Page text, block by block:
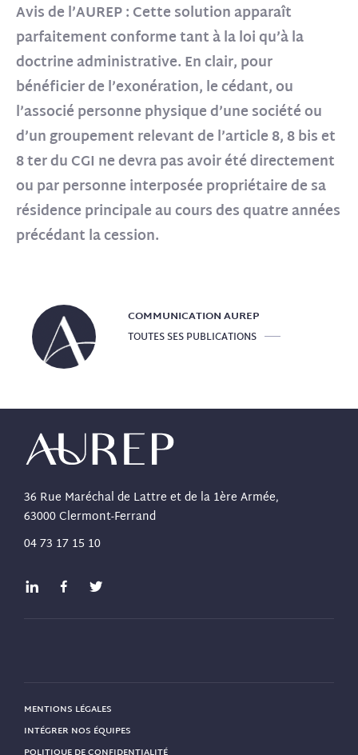
Avis de l’AUREP : Cette solution apparaît
parfaitement conforme tant à la loi qu’à la
doctrine administrative. En clair, pour
bénéficier de l’exonération, le cédant, ou
l’associé personne physique d’une société ou
d’un groupement relevant de l’article 8, 8 bis et
8 ter du CGI ne devra pas avoir été directement
ou par personne interposée propriétaire de sa
résidence principale au cours des quatre années
précédant la cession.
COMMUNICATIONAUREP
TOUTES SES PUBLICATIONS
36 Rue Maréchal de Lattre et de la 1ère Armée,
63000 Clermont-Ferrand
04 73 17 15 10
MENTIONS LÉGALES
INTÉGRER NOS ÉQUIPES